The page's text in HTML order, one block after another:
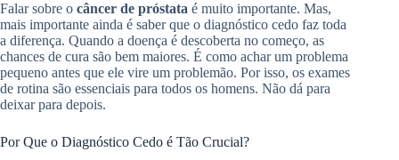
Falar sobre o câncer de próstata é muito importante. Mas,
mais importante ainda é saber que o diagnóstico cedo faz toda
a diferença. Quando a doença é descoberta no começo, as
chances de cura são bem maiores. É como achar um problema
pequeno antes que ele vire um problemão. Por isso, os exames
de rotina são essenciais para todos os homens. Não dá para
deixar para depois.
Por Que o Diagnóstico Cedo é Tão Crucial?